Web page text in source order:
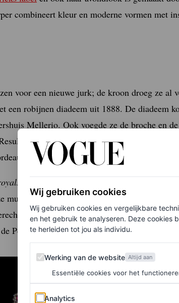
combineert kleur en moderne vormen met
voor een nieuwe jurk; de kroon droeg ze al
een robijnen diadeem uit 1888. De diadeem
Mellerio. Ook voegde ze de broche en
een chic detail in het midden van haar
clutch met kwast.
met spinazie en rijst, gekonfijte citroen,
was een gegrilde zeebrasem met
Peloponnesos, met slagroom en
Wij gebruiken cookies
Wij gebruiken cookies en vergelijkbare
en het gebruik te analyseren. Deze cookies
te herleiden tot jou als individu.
Werking van de website
Werking van de website Altijd aan
Essentiële cookies voor het
Analytics
Analytics